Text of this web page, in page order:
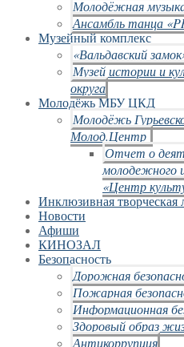
Молодёжная
Ансамбль танца
Музейный комплекс
«Вальдавский
Музей истории и
округа
Молодёжь МБУ ЦКД
Молодёжь
Молод.Центр
Отчет о
молодежного
«Центр
Инклюзивная творческая
Новости
Афиши
КИНОЗАЛ
Безопасность
Дорожная
Пожарная
Информационная
Здоровый образ
Антикоррупция